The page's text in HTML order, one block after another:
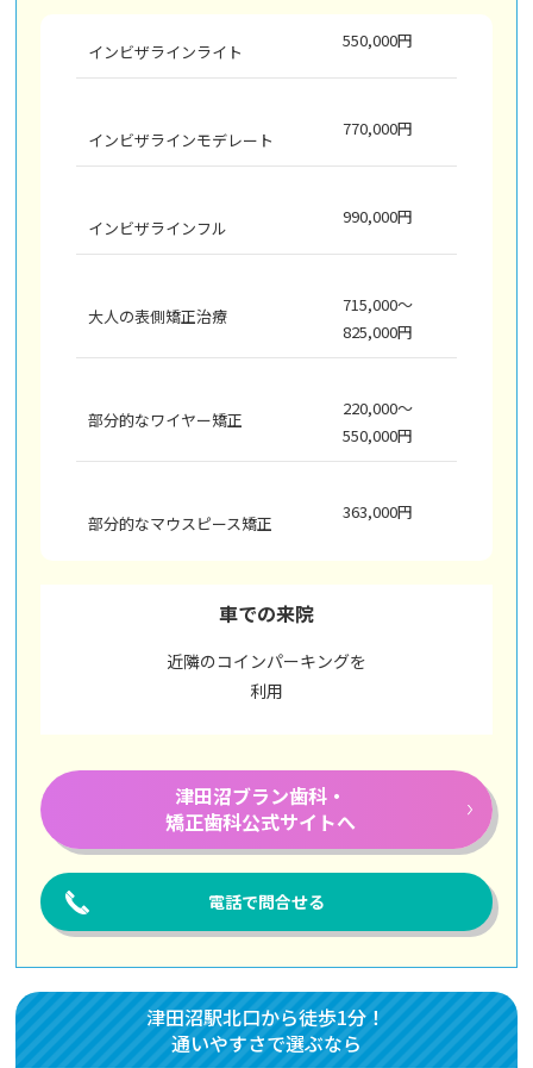
インビザラインライト
550,000円
インビザラインモデレート
770,000円
インビザラインフル
990,000円
大人の表側矯正治療
715,000～
825,000円
部分的なワイヤー矯正
220,000～
550,000円
部分的なマウスピース矯正
363,000円
車での来院
近隣のコインパーキングを
利用
津田沼ブラン歯科・
矯正歯科公式サイトへ
電話で問合せる
津田沼駅北口から徒歩1分！
通いやすさで選ぶなら